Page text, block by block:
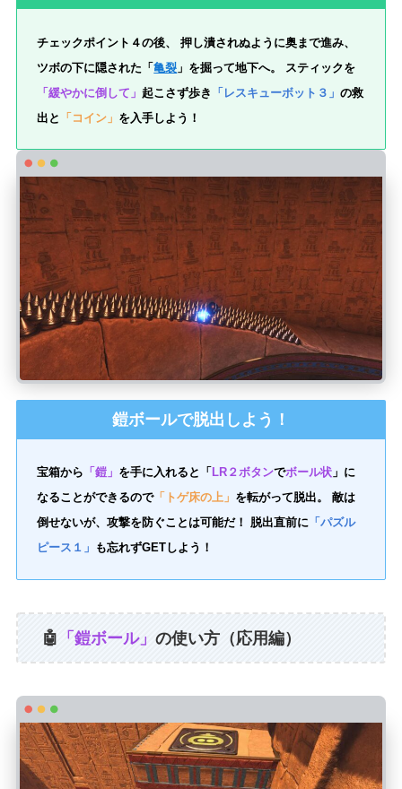
チェックポイント４の後、 押し潰されぬように奥まで進み、
ツボの下に隠された「亀裂 」を掘って地下へ。 スティックを
「緩やかに倒して」起こさず歩き 「レスキューボット３」の救
出と 「コイン」 を入手しよう！
鎧ボールで脱出しよう！
宝箱から 「鎧」 を手に入れると「 LR２ボタンでボール状 」に
なることができるので「トゲ床の上」 を転がって脱出。 敵は
倒せないが、攻撃を防ぐことは可能だ！ 脱出直前に 「パズル
ピース１」 も忘れずGETしよう！
🤖 「鎧ボール」 の使い方（応用編）